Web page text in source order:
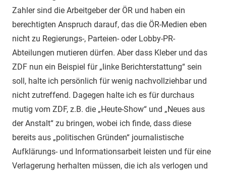
Zahler sind die Arbeitgeber der ÖR und haben ein
berechtigten Anspruch darauf, das die ÖR-Medien eben
nicht zu Regierungs-, Parteien- oder Lobby-PR-
Abteilungen mutieren dürfen. Aber dass Kleber und das
ZDF nun ein Beispiel für „linke Berichterstattung“ sein
soll, halte ich persönlich für wenig nachvollziehbar und
nicht zutreffend. Dagegen halte ich es für durchaus
mutig vom ZDF, z.B. die „Heute-Show“ und „Neues aus
der Anstalt“ zu bringen, wobei ich finde, dass diese
bereits aus „politischen Gründen“ journalistische
Aufklärungs- und Informationsarbeit leisten und für eine
Verlagerung herhalten müssen, die ich als verlogen und